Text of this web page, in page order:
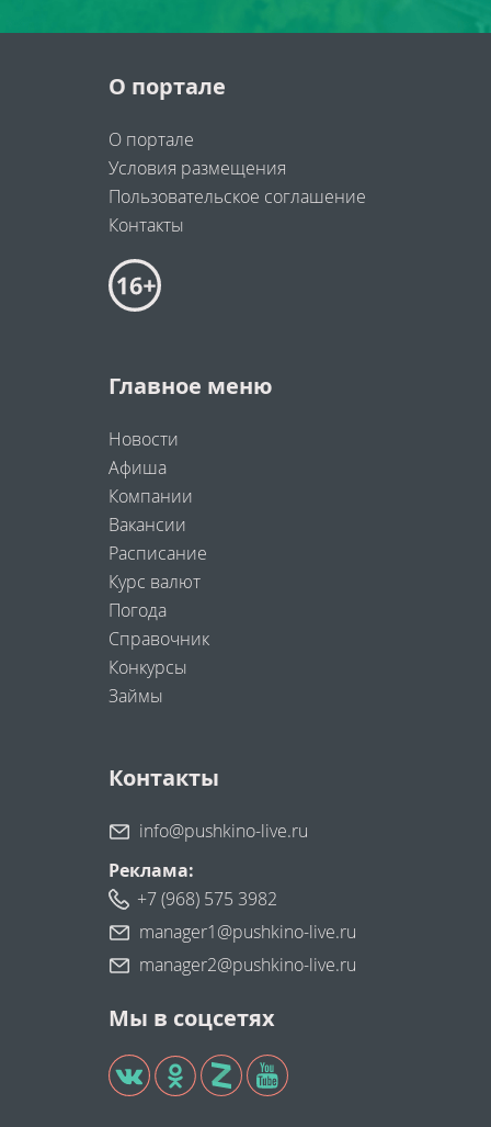
О портале
О портале
Условия размещения
Пользовательское соглашение
Контакты
Главное меню
Новости
Афиша
Компании
Вакансии
Расписание
Курс валют
Погода
Справочник
Конкурсы
Займы
Контакты
info@pushkino-live.ru
Реклама:
+7 (968) 575 3982
manager1@pushkino-live.ru
manager2@pushkino-live.ru
Мы в соцсетях